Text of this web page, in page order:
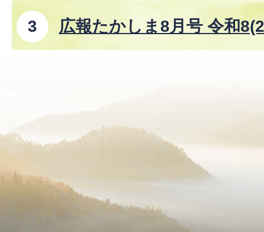
広報たかしま8月号 令和